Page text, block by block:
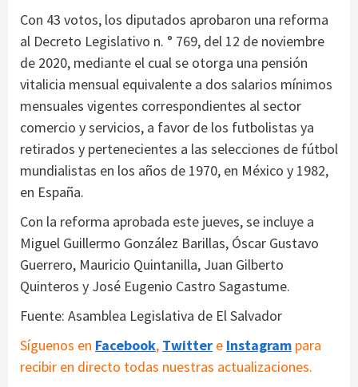
Con 43 votos, los diputados aprobaron una reforma
al Decreto Legislativo n. ° 769, del 12 de noviembre
de 2020, mediante el cual se otorga una pensión
vitalicia mensual equivalente a dos salarios mínimos
mensuales vigentes correspondientes al sector
comercio y servicios, a favor de los futbolistas ya
retirados y pertenecientes a las selecciones de fútbol
mundialistas en los años de 1970, en México y 1982,
en España.
Con la reforma aprobada este jueves, se incluye a
Miguel Guillermo González Barillas, Óscar Gustavo
Guerrero, Mauricio Quintanilla, Juan Gilberto
Quinteros y José Eugenio Castro Sagastume.
Fuente: Asamblea Legislativa de El Salvador
Síguenos en Facebook, Twitter e Instagram para
recibir en directo todas nuestras actualizaciones.